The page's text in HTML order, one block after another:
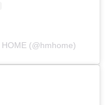
(@hmhome)